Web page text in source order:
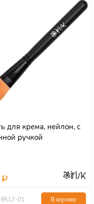
для крема, нейлон, с
ручкой
В517-01 В корзину